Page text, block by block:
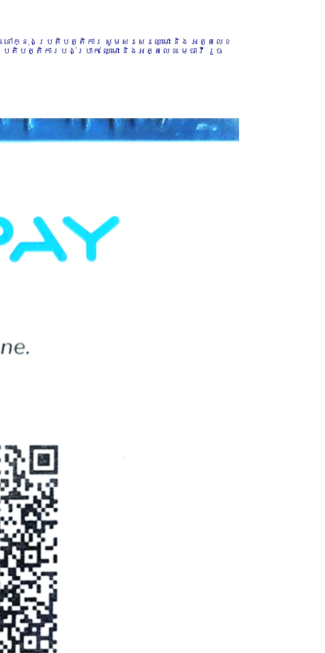
។ នៅក្នុងប្រតិបត្តិការ សូមសរសេរឈ្មោះ និង អត្តលេខ
បត្តិការបង់ប្រាក់ ឈ្មោះ និងអត្តលេខ មេធាវី រួច